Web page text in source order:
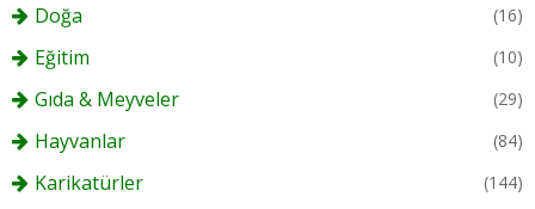
Doğa (16)
Eğitim (10)
Gıda & Meyveler (29)
Hayvanlar (84)
Karikatürler (144)